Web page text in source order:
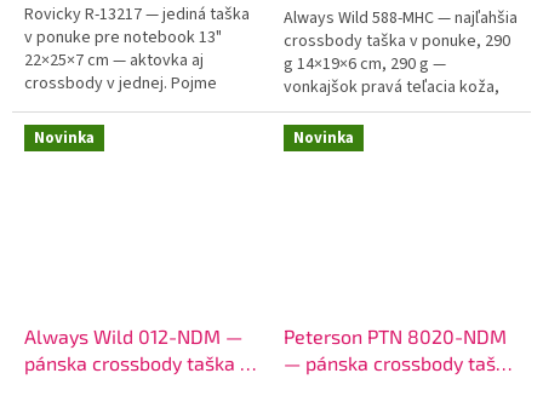
Rovicky R-13217 — jediná taška
v ponuke pre notebook 13"
22×25×7 cm — aktovka aj
crossbody v jednej. Pojme
notebook 13" (MacBook Air, Dell
XPS 13), tablet 10" aj zápisník
A4...
Always Wild 588-MHC — najľahšia
crossbody taška v ponuke, 290
g 14×19×6 cm, 290 g —
vonkajšok pravá teľacia koža,
podšívka odolný polyester.
Najľahšia pánska crossbody
taška v...
Novinka
Always Wild 012-NDM —
pánska crossbody taška z
Novinka
Peterson PTN 8020-NDM
— pánska crossbody taška